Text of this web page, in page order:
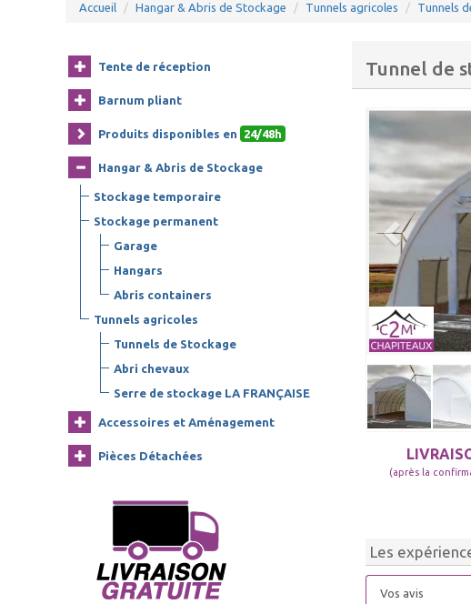
Accueil Hangar & Abris de Stockage Tunnels agricoles Tunnels
Tente de réception
Barnum pliant
Produits disponibles en 24/48h
Hangar & Abris de Stockage
Stockage temporaire
Stockage permanent
Garage
Hangars
Abris containers
Tunnels agricoles
Tunnels de Stockage
Abri chevaux
Serre de stockage LA FRANÇAISE
Accessoires et Aménagement
Pièces Détachées
Tunnel de
(après la
Les
Vos avis